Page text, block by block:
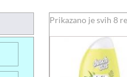
Prikazano je svih 8